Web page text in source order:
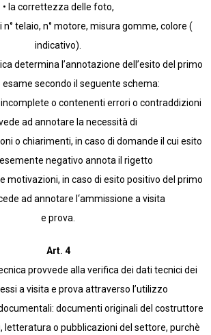
• la correttezza delle foto,
n° telaio, n° motore, misura gomme, colore (
indicativo).
determina l’annotazione dell’esito del primo
secondo il seguente schema:
incomplete o contenenti errori o contraddizioni
ad annotare la necessità di
o chiarimenti, in caso di domande il cui esito
negativo annota il rigetto
motivazioni, in caso di esito positivo del primo
ad annotare l‘ammissione a visita
e prova.
Art. 4
provvede alla verifica dei dati tecnici dei
a visita e prova attraverso l’utilizzo
documenti originali del costruttore
letteratura o pubblicazioni del settore, purchè